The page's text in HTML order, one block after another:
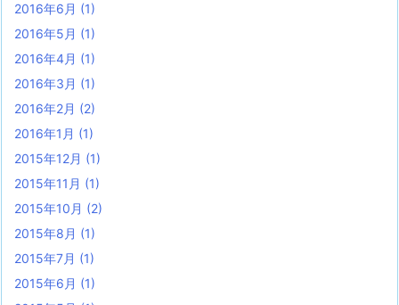
2016年6月 (1)
2016年5月 (1)
2016年4月 (1)
2016年3月 (1)
2016年2月 (2)
2016年1月 (1)
2015年12月 (1)
2015年11月 (1)
2015年10月 (2)
2015年8月 (1)
2015年7月 (1)
2015年6月 (1)